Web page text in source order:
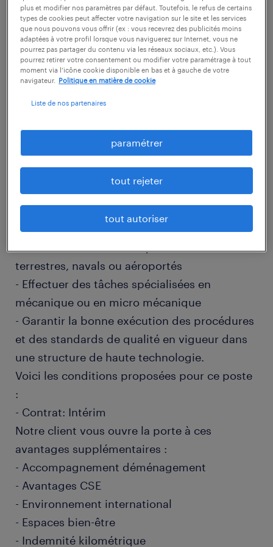
description.
descriptif du poste
Êtes-vous prêt à relever de nouveaux défis en
Dans un environnement de haute
technologie, vous participerez activement à
la réalisation de sous-ensembles mécaniques
sur des viseurs variés.
- Prendre en charge le montage de divers
terrestres, navals ou aéroportés
- Effectuer des tâches spécialisées en
mécanique ou en micro mécanique
- Garantir la bonne exécution des procédures
et des standards de qualité en vigueur dans
une structure de haute technologie.
Voici les conditions proposées pour ce poste
:
- Contrat: Intérim
Notre client vous ouvre la porte à ces
avantages supplémentaires :
- Accompagnement déménagement
- Avantages CSE
- Environnement international
- Espaces bien-être
- Indemnité kilométrique
plus et modifier nos paramètres par défaut. Toutefois, le refus de certains
types de cookies peut affecter votre navigation sur le site et les services
que nous pouvons vous offrir (ex : vous recevrez des publicités moins
adaptées à votre profil lorsque vous naviguerez sur Internet, vous ne
pourrez pas partager du contenu via les réseaux sociaux, etc.). Vous
pourrez retirer votre consentement ou modifier votre paramétrage à tout
moment via l’icône cookie disponible en bas et à gauche de votre
navigateur.
Politique en matière de cookie
Liste de nos partenaires
paramétrer
tout rejeter
tout autoriser